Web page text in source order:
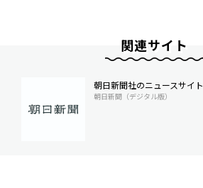
関連サイト
朝日新聞社のニュースサイト
朝日新聞（デジタル版）